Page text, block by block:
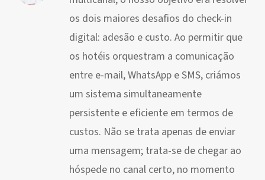
os dois maiores desafios do check-in
digital: adesão e custo. Ao permitir que
os hotéis orquestram a comunicação
entre e-mail, WhatsApp e SMS, criámos
um sistema simultaneamente
persistente e eficiente em termos de
custos. Não se trata apenas de enviar
uma mensagem; trata-se de chegar ao
hóspede no canal certo, no momento